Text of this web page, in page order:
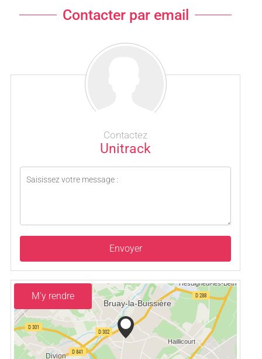
Contacter par email
Contactez
Unitrack
Envoyer
M'y rendre